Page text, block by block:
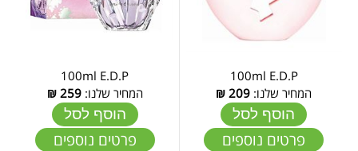
100ml E.D.P
המחיר שלנו: 209
₪
הוסף לסל
פרטים נוספים
100ml E.D.P
המחיר שלנו:259
₪
הוסף לסל
פרטים נוספים